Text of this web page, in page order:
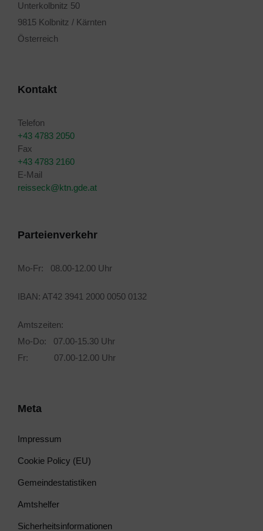
Unterkolbnitz 50
9815 Kolbnitz / Kärnten
Österreich
Kontakt
Telefon
+43 4783 2050
Fax
+43 4783 2160
E-Mail
reisseck@ktn.gde.at
Parteienverkehr
Mo-Fr: 08.00-12.00 Uhr
IBAN: AT42 3941 2000 0050 0132
Amtszeiten:
Mo-Do: 07.00-15.30 Uhr
Fr: 07.00-12.00 Uhr
Meta
Impressum
Cookie Policy (EU)
Gemeindestatistiken
Amtshelfer
Sicherheitsinformationen